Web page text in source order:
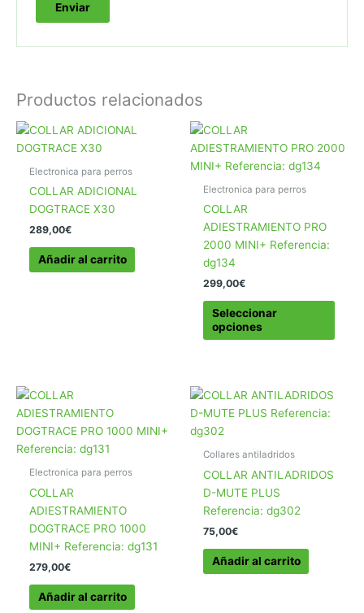
Productos relacionados
Electronica para perros
COLLAR ADICIONAL
DOGTRACE X30
289,00€
Añadir al carrito
Electronica para perros
COLLAR
ADIESTRAMIENTO PRO
2000 MINI+ Referencia:
dg134
299,00€
Seleccionar
opciones
Este
tiene
Electronica para perros
COLLAR
ADIESTRAMIENTO
DOGTRACE PRO 1000
MINI+ Referencia: dg131
279,00€
Añadir al carrito
Collares antiladridos
COLLAR ANTILADRIDOS
D-MUTE PLUS
Referencia: dg302
75,00€
Añadir al carrito